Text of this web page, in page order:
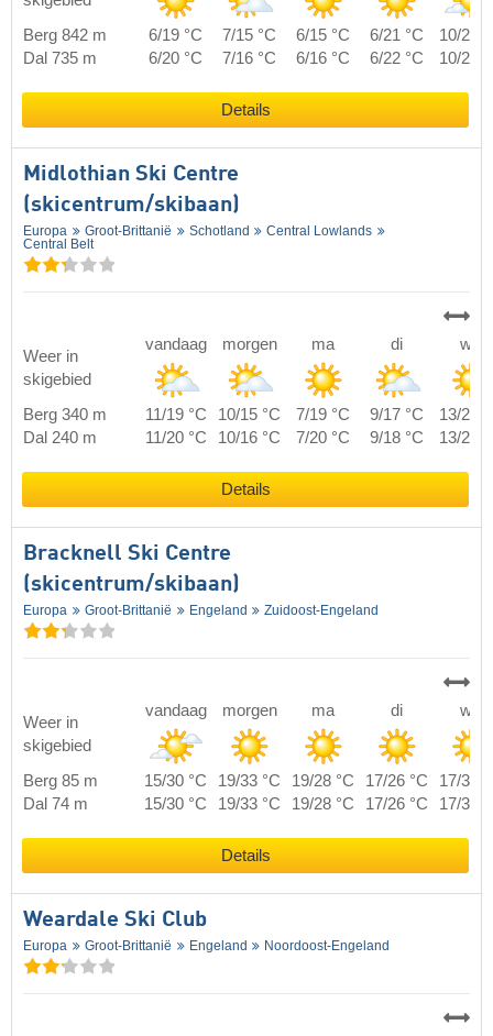
Berg 842 m
6/19 °C 7/15 °C 6/15 °C 6/21 °C
10/24
Dal 735 m
6/20 °C 7/16 °C 6/16 °C 6/22 °C 10/25
Details
Midlothian Ski Centre
(skicentrum/skibaan)
Europa Groot-Brittanië Schotland
Central Lowlands
Central Belt
Weer in
skigebied
vandaag morgen ma di wo
Berg 340 m 11/19 °C 10/15 °C 7/19 °C 9/17 °C
13/24
Dal 240 m
11/20 °C 10/16 °C 7/20 °C 9/18 °C 13/25
Details
Bracknell Ski Centre
(skicentrum/skibaan)
Europa Groot-Brittanië Engeland Zuidoost-Engeland
Weer in
skigebied
vandaag morgen ma di wo
Berg 85 m 15/30 °C 19/33 °C 19/28 °C 17/26 °C
17/30
Dal 74 m
15/30 °C 19/33 °C 19/28 °C 17/26 °C 17/30
Details
Weardale Ski Club
Europa Groot-Brittanië Engeland Noordoost-Engeland